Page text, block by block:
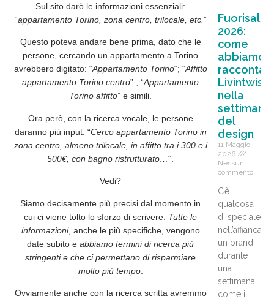
Sul sito darò le informazioniessenziali:
“appartamento Torino, zona centro, trilocale, etc. ”
Questo poteva andare bene prima, dato che le
persone, cercando un appartamento a Torino
avrebbero digitato: “Appartamento Torino“; “Affitto
appartamento Torino centro” ; “Appartamento
Torino affitto” e simili.
Ora però, con la ricerca vocale, le persone
daranno più input: “Cerco appartamento Torino in
zona centro, almeno trilocale, in affitto tra i 300 e i
500€, con bagno ristrutturato…“.
Vedi?
Siamo decisamente più precisi dal momento in
cui ci viene tolto lo sforzo di scrivere Tutte le
informazioni, anche le più specifiche, vengono
date subito eabbiamo termini di ricerca più
stringenti e che ci permettano di risparmiare
molto più tempo.
Ovviamente anche con la ricerca scritta avremmo
2026:
come
abbiamo
Livintwist
nella
settimana
del
design
11 Maggio
2026
Nessun
commento
C’è
qualcosa
di speciale
nell’affiancare
un brand
durante
una
settimana
come il